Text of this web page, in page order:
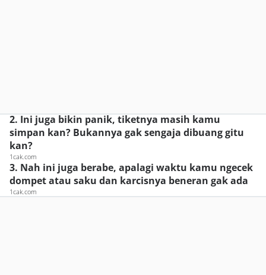
2. Ini juga bikin panik, tiketnya masih kamu
simpan kan? Bukannya gak sengaja dibuang gitu
kan?
1cak.com
3. Nah ini juga berabe, apalagi waktu kamu ngecek
dompet atau saku dan karcisnya beneran gak ada
1cak.com